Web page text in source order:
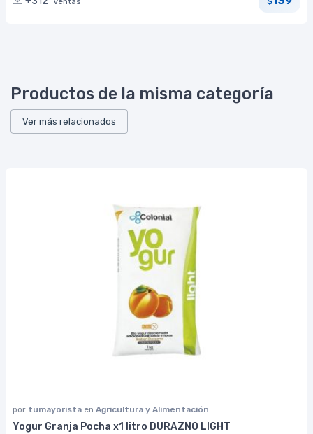
Productos de la misma categoría
Ver más relacionados
por tumayorista en Agricultura y Alimentación
Yogur Granja Pocha x1 litro DURAZNO LIGHT